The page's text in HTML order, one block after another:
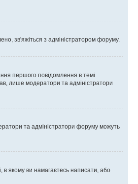
зв'яжіться з адміністратором форуму.
першого повідомлення в темі
лише модератори та адміністратори
та адміністратори форуму можуть
в якому ви намагаєтесь написати, або